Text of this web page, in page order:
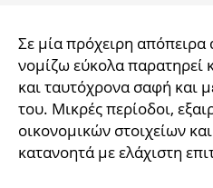
Σε μία πρόχειρη
νομίζω εύκολα παρατηρεί
και ταυτόχρονα σαφή και
του. Μικρές περίοδοι,
οικονομικών στοιχείων
κατανοητά με ελάχιστη